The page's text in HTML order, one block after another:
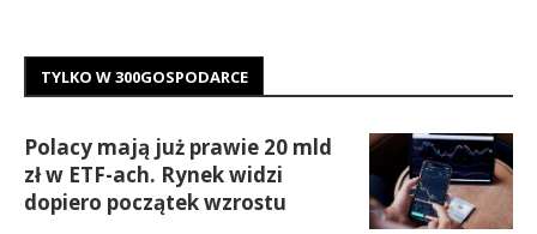
TYLKO W 300GOSPODARCE
Polacy mają już prawie 20 mld
zł w ETF-ach. Rynek widzi
dopiero początek wzrostu